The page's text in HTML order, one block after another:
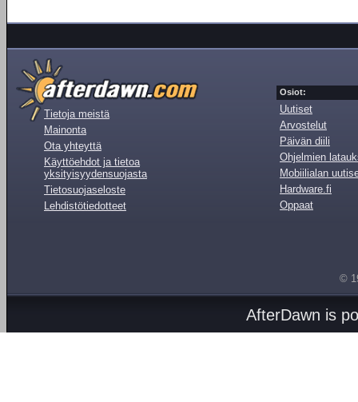
Tietoja meistä
Mainonta
Ota yhteyttä
Käyttöehdot ja tietoa
yksityisyydensuojasta
Tietosuojaseloste
Lehdistötiedotteet
Osiot:
Uutiset
Arvostelut
Päivän diili
Ohjelmien
Mobiilialan
Hardware.fi
Oppaat
©
AfterDawn is